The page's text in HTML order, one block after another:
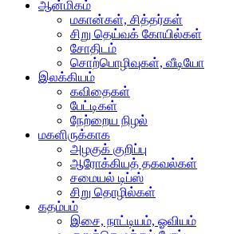
ஆன்மிகம்
மகான்கள், சித்தர்கள்
சிறு தெய்வக் கோயில்கள்
சோதிடம்
சொற்பொழிவுகள், வீடியோ
இலக்கியம்
கவிதைகள்
பேட்டிகள்
நேற்றைய நிழல்
மகளிருக்காக
அழகுக் குறிப்பு
ஆரோக்கியத் தகவல்கள்
சமையல் டிப்ஸ்
சிறு தொழில்கள்
கதம்பம்
இசை, நாட்டியம், ஓவியம்